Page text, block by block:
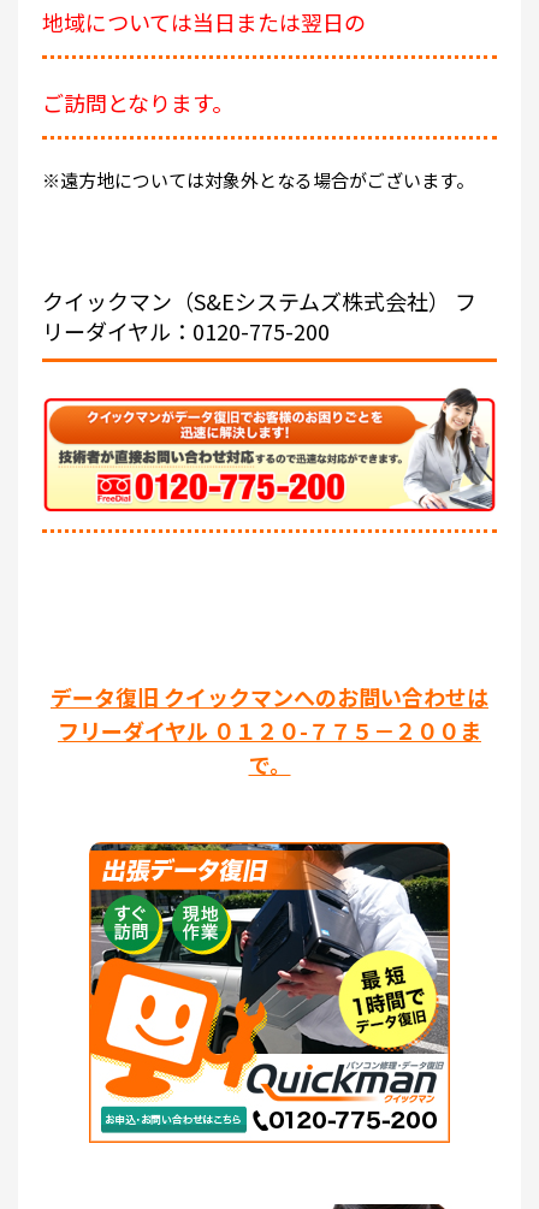
地域については当日または翌日の
ご訪問となります。
※遠方地については対象外となる場合がございます。
クイックマン（S&Eシステムズ株式会社）
フ
リーダイヤル：0120-775-200
データ復旧 クイックマンへのお問い合わせは
フリーダイヤル ０１２０-７７５－２００ま
で。